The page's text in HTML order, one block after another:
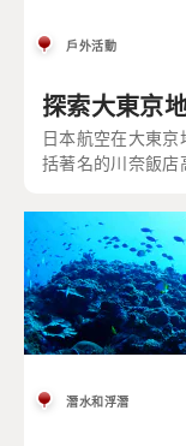
戶外活動
探索大東京
日本航空在大東
括著名的川奈飯店
潛水和浮潛